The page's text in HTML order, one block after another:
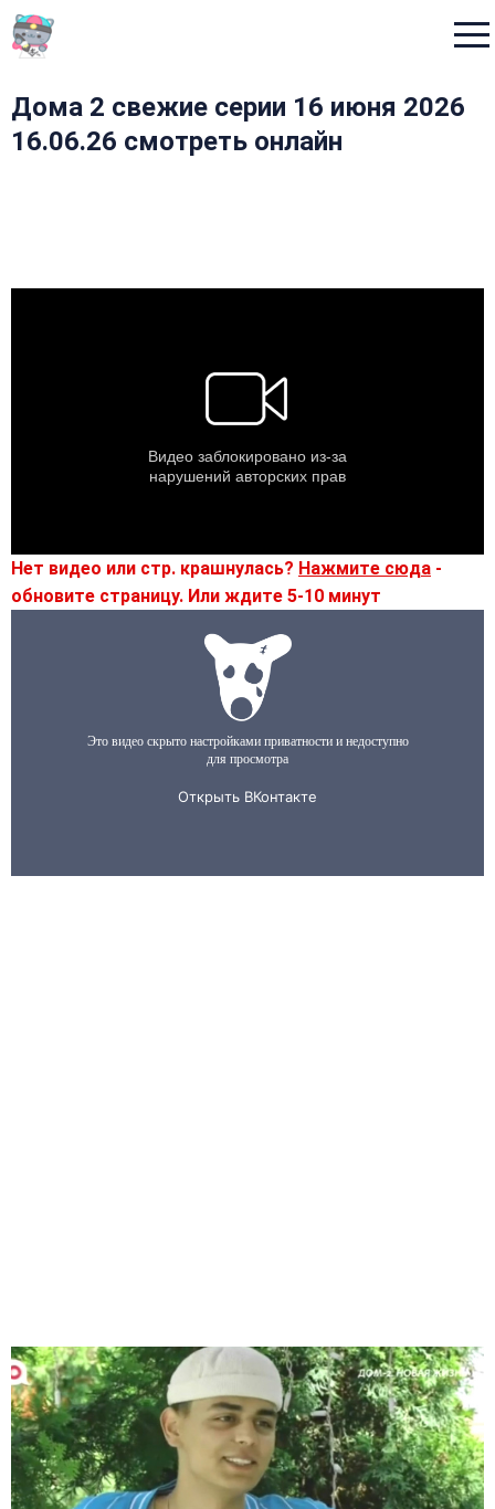
Дома 2 свежие серии 16 июня 2026
16.06.26 смотреть онлайн
Нет видео или стр. крашнулась? Нажмите сюда -
обновите страницу. Или ждите 5-10 минут